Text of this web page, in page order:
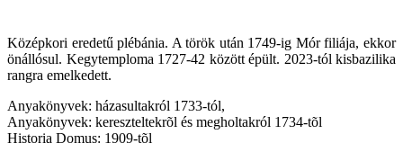
Középkori eredetű plébánia. A török után 1749-ig Mór filiája, ekkor
önállósul. Kegytemploma 1727-42 között épült. 2023-tól kisbazilika
rangra emelkedett.
Anyakönyvek: házasultakról 1733-tól,
Anyakönyvek: kereszteltekrõl és megholtakról 1734-tõl
Historia Domus: 1909-tõl